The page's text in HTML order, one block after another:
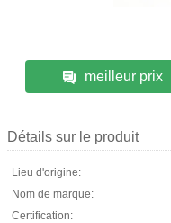
meilleur prix
Détails sur le produit
Lieu d'origine:
Nom de marque:
Certification: